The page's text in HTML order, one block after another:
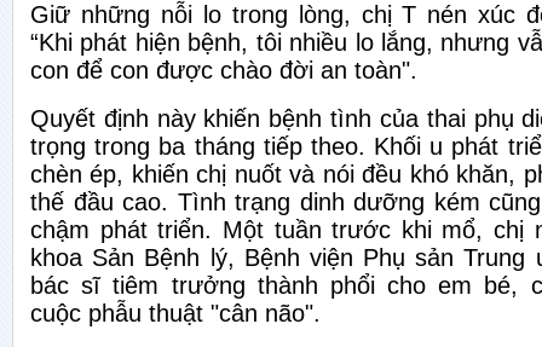
Giữ những nỗi lo trong lòng, chị T nén xúc
“Khi phát hiện bệnh, tôi nhiều lo lắng, nhưng
con để con được chào đời an toàn".
Quyết định này khiến bệnh tình của thai phụ
trọng trong ba tháng tiếp theo. Khối u phát
chèn ép, khiến chị nuốt và nói đều khó khăn,
thế đầu cao. Tình trạng dinh dưỡng kém
chậm phát triển. Một tuần trước khi mổ, chị
khoa Sản Bệnh lý, Bệnh viện Phụ sản Trung
bác sĩ tiêm trưởng thành phổi cho em bé,
cuộc phẫu thuật "cân não".